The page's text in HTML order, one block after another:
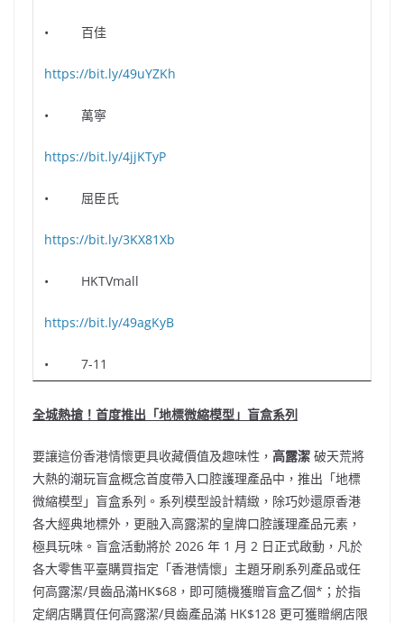
• 百佳
https://bit.ly/49uYZKh
• 萬寧
https://bit.ly/4jjKTyP
• 屈臣氏
https://bit.ly/3KX81Xb
• HKTVmall
https://bit.ly/49agKyB
• 7-11
全城熱搶！首度推出「地標微縮模型」盲盒系列
要讓這份香港情懷更具收藏價值及趣味性， 高露潔 破天荒將
大熱的潮玩盲盒概念首度帶入口腔護理產品中，推出「地標
微縮模型」盲盒系列。系列模型設計精緻，除巧妙還原香港
各大經典地標外，更融入高露潔的皇牌口腔護理產品元素，
極具玩味。盲盒活動將於 2026 年 1 月 2 日正式啟動，凡於
各大零售平臺購買指定「香港情懷」主題牙刷系列產品或任
何高露潔/貝齒品滿HK$68，即可隨機獲贈盲盒乙個*；於指
定網店購買任何高露潔/貝齒產品滿 HK$128 更可獲贈網店限